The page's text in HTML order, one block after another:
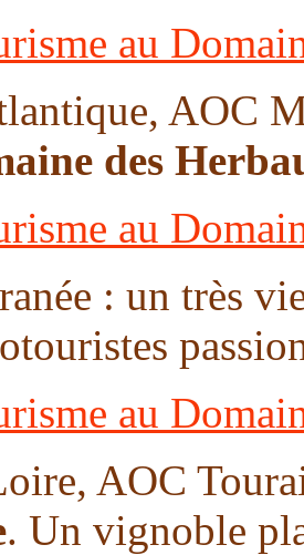
au
AOC
des
au
: un très
au
AOC
. Un vignoble